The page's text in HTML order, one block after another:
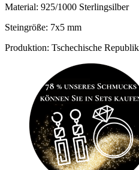
Material: 925/1000 Sterlingsilber
Steingröße: 7x5 mm
Produktion: Tschechische Republik